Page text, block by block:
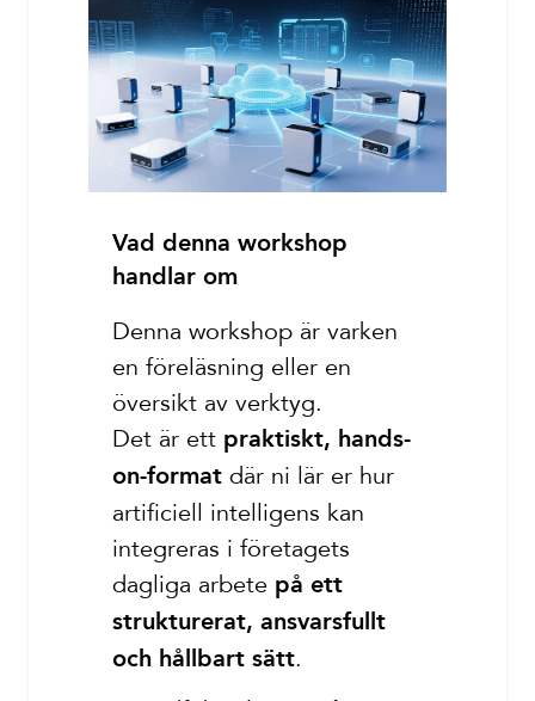
Vad denna workshop
handlar om
Denna workshop är varken
en föreläsning eller en
översikt av verktyg.
Det är ett praktiskt, hands-
on-format där ni lär er hur
artificiell intelligens kan
integreras i företagets
dagliga arbete på ett
strukturerat, ansvarsfullt
och hållbart sätt.